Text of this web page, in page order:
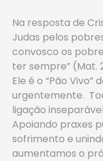
Na resposta de
Judas pelos
convosco os
ter sempre” (Mat.
Ele é o “Pão
urgentemente.
ligação
Apoiando praxes
sofrimento e
aumentamos o